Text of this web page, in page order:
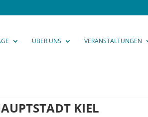
ÜBER UNS VERANSTALTUNGEN
KIEL